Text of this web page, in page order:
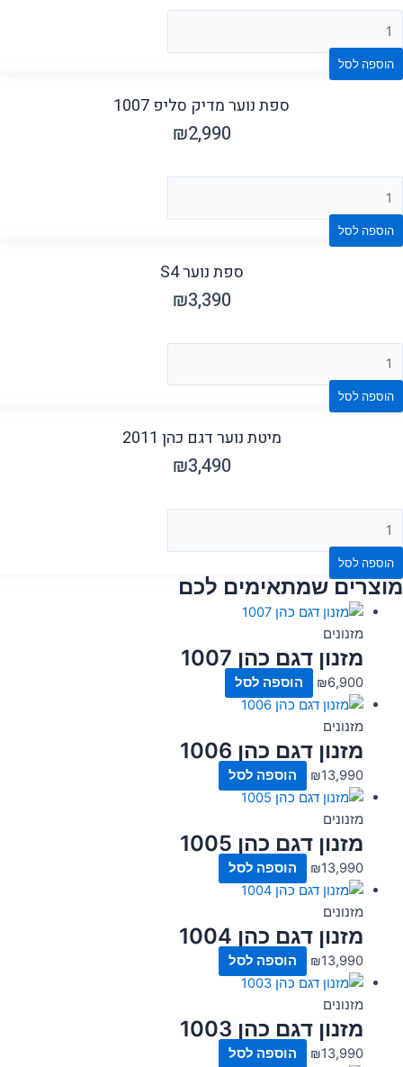
הוספה לסל
ספת נוער מדיק סליפ 1007
₪2,990
הוספה לסל
ספת נוער S4
₪3,390
הוספה לסל
מיטת נוער דגם כהן 2011
₪3,490
הוספה לסל
מוצרים שמתאימים לכם
מזנונים
מזנון דגם כהן 1007
₪6,900 הוספה לסל
מזנונים
מזנון דגם כהן 1006
₪13,990 הוספה לסל
מזנונים
מזנון דגם כהן 1005
₪13,990 הוספה לסל
מזנונים
מזנון דגם כהן 1004
₪13,990 הוספה לסל
מזנונים
מזנון דגם כהן 1003
₪13,990 הוספה לסל